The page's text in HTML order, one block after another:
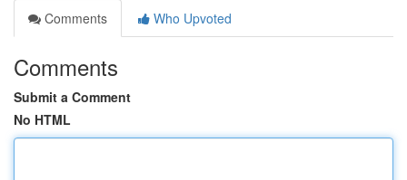
Comments
Who Upvoted
Comments
Submit a Comment
No HTML